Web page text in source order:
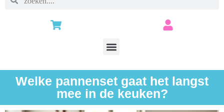
Welke pannenset gaat het langst
mee in de keuken?